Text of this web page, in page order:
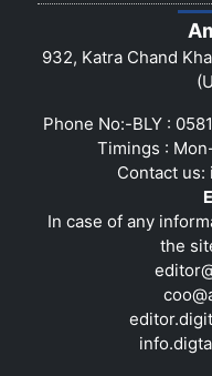
932, Katra Chand
Phone No:-BLY :
Timings :
Contact us:
In case of any
the